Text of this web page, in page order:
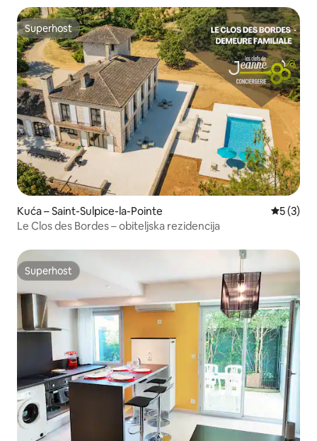
Superhost
Superhost
Kuća – Saint-Sulpice-la-Pointe
5 (3)
Le Clos des Bordes – obiteljska rezidencija
Superhost
Superhost